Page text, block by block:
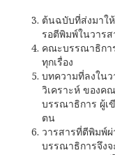
ต้นฉบับที่ส่งมาใ
รอตีพิมพ์ในวาร
คณะบรรณาธิกา
ทุกเรื่อง
บทความที่ลงในว
วิเคราะห์ ของค
บรรณาธิการ ผู้เ
ตน
วารสารที่ตีพิมพ์
บรรณาธิการจึง